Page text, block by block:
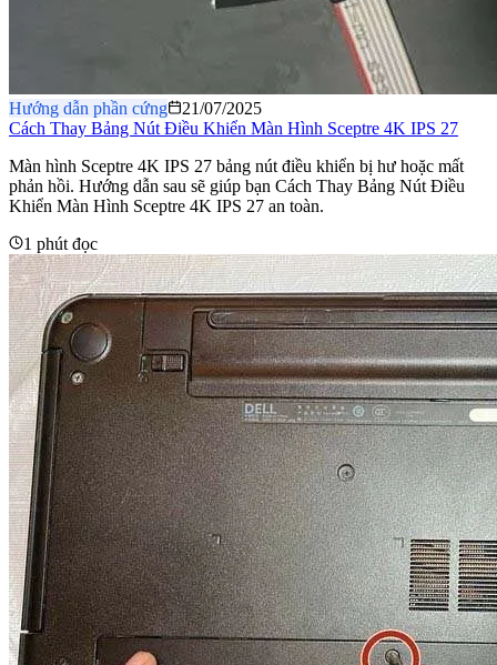
Hướng dẫn phần cứng
21/07/2025
Cách Thay Bảng Nút Điều Khiển Màn Hình Sceptre 4K IPS 27
Màn hình Sceptre 4K IPS 27 bảng nút điều khiển bị hư hoặc mất
phản hồi. Hướng dẫn sau sẽ giúp bạn Cách Thay Bảng Nút Điều
Khiển Màn Hình Sceptre 4K IPS 27 an toàn.
1 phút đọc